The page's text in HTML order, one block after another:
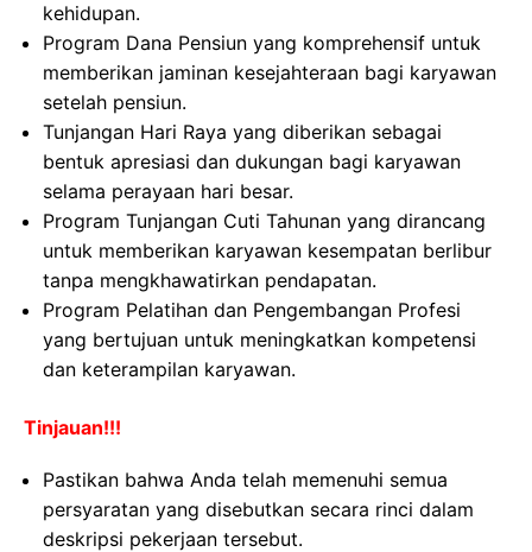
kehidupan.
Program Dana Pensiun yang komprehensif untuk
memberikan jaminan kesejahteraan bagi karyawan
setelah pensiun.
Tunjangan Hari Raya yang diberikan sebagai
bentuk apresiasi dan dukungan bagi karyawan
selama perayaan hari besar.
Program Tunjangan Cuti Tahunan yang dirancang
untuk memberikan karyawan kesempatan berlibur
tanpa mengkhawatirkan pendapatan.
Program Pelatihan dan Pengembangan Profesi
yang bertujuan untuk meningkatkan kompetensi
dan keterampilan karyawan.
Tinjauan!!!
Pastikan bahwa Anda telah memenuhi semua
persyaratan yang disebutkan secara rinci dalam
deskripsi pekerjaan tersebut.